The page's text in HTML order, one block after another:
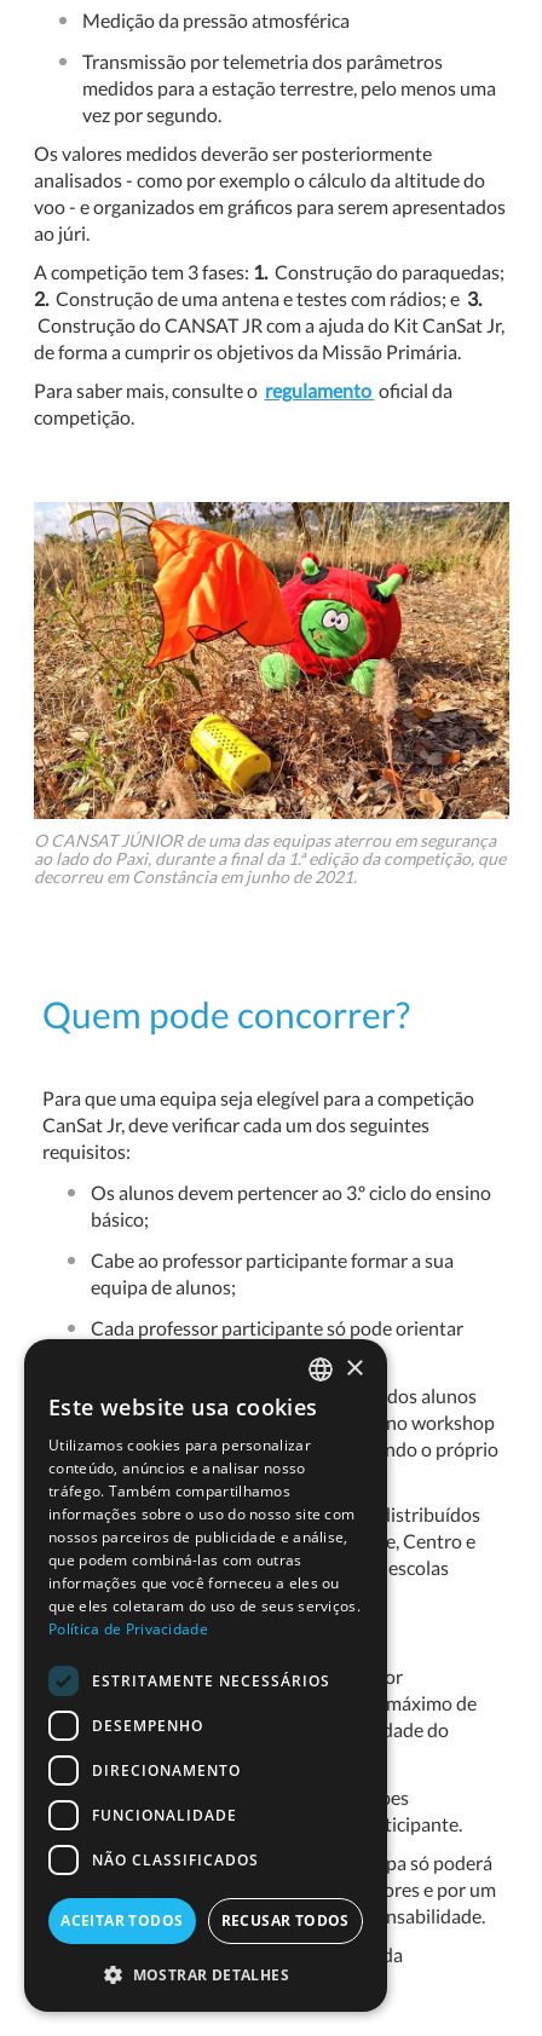
Medição da pressão atmosférica
Transmissão por telemetria dos parâmetros
medidos para a estação terrestre, pelo menos uma
vez por segundo.
Os valores medidos deverão ser posteriormente
analisados - como por exemplo o cálculo da altitude do
voo - e organizados em gráficos para serem apresentados
ao júri.
A competição tem 3 fases: 1. Construção do paraquedas;
2. Construção de uma antena e testes com rádios; e 3.
Construção do CANSAT JR com a ajuda do Kit CanSat Jr,
de forma a cumprir os objetivos da Missão Primária.
Para saber mais, consulte o regulamento oficial da
competição.
O CANSAT JÚNIOR de uma das equipas aterrou em segurança
ao lado do Paxi, durante a final da 1.ª edição da competição, que
decorreu em Constância em junho de 2021.
Quem pode concorrer?
Para que uma equipa seja elegível para a competição
CanSat Jr, deve verificar cada um dos seguintes
requisitos:
Os alunos devem pertencer ao 3.º ciclo do ensino
básico;
Cabe ao professor participante formar a sua
equipa de alunos;
Cada professor participante só pode orientar
Pelo menos 2 professores da escola dos alunos
têm obrigatoriamente de participar no workshop
de professores CanSat Júnior, incluindo o próprio
professor participante;
Nota : Os locais de formação serão distribuídos
pelo país abrangendo as zonas Norte, Centro e
Sul, de acordo com a localização das escolas
participantes;
A equipa deverá ser formada por:
Alunos das turmas do professor
participante, sendo o número máximo de
alunos da inteira responsabilidade do
Ou alunos pertencentes a clubes
orientados pelo professor participante.
Nota: Por motivos logísticos, a equipa só poderá
ser representada por 1 ou 2 professores e por um
n.º máximo de 6 alunos da sua responsabilidade.
oficial da
competição (pontos 1 e 2 da página 4).
PORTUGUESE
ENGLISH
×
Este website usa cookies
Utilizamos cookies para personalizar
conteúdo, anúncios e analisar nosso
tráfego. Também compartilhamos
informações sobre o uso do nosso site com
nossos parceiros de publicidade e análise,
que podem combiná-las com outras
informações que você forneceu a eles ou
que eles coletaram do uso de seus serviços.
Política de Privacidade
ESTRITAMENTE NECESSÁRIOS
DESEMPENHO
DIRECIONAMENTO
FUNCIONALIDADE
NÃO CLASSIFICADOS
ACEITAR TODOS RECUSAR TODOS
MOSTRAR DETALHES